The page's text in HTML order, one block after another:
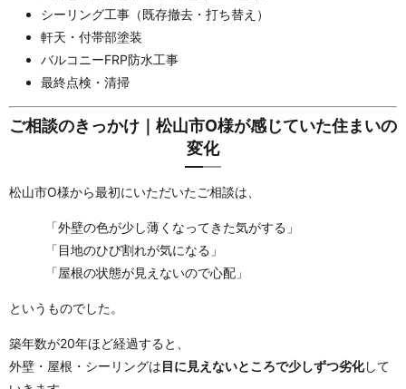
シーリング工事（既存撤去・打ち替え）
軒天・付帯部塗装
バルコニーFRP防水工事
最終点検・清掃
ご相談のきっかけ｜松山市O様が感じていた住まいの
変化
松山市O様から最初にいただいたご相談は、
「外壁の色が少し薄くなってきた気がする」
「目地のひび割れが気になる」
「屋根の状態が見えないので心配」
というものでした。
築年数が20年ほど経過すると、
外壁・屋根・シーリングは目に見えないところで少しずつ劣化して